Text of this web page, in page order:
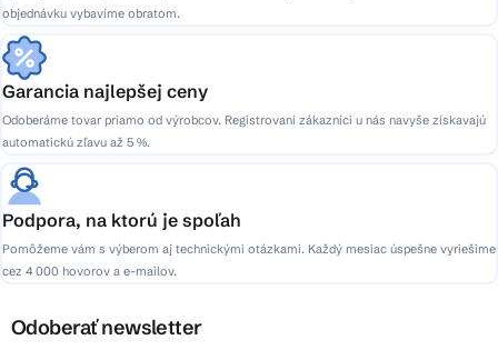
objednávku vybavíme obratom.
Garancia najlepšej ceny
Odoberáme tovar priamo od výrobcov. Registrovaní zákazníci u nás navyše získavajú
automatickú zľavu až 5 %.
Podpora, na ktorú je spoľah
Pomôžeme vám s výberom aj technickými otázkami. Každý mesiac úspešne vyriešime
cez 4 000 hovorov a e-mailov.
Odoberať newsletter